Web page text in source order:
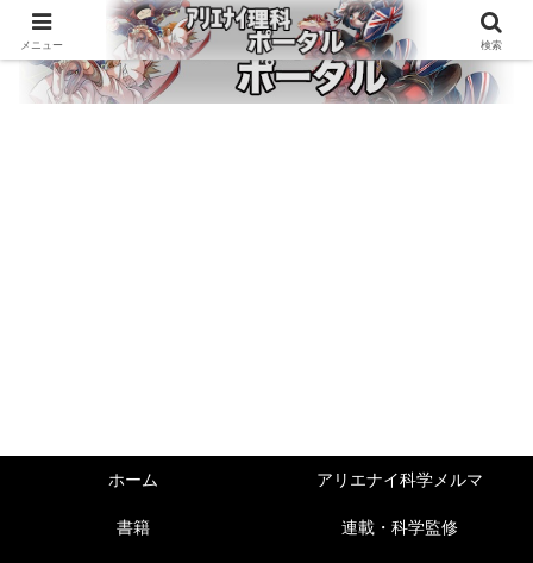
ホーム アリエナイ科学メルマ
書籍 連載・科学監修
メニュー 検索